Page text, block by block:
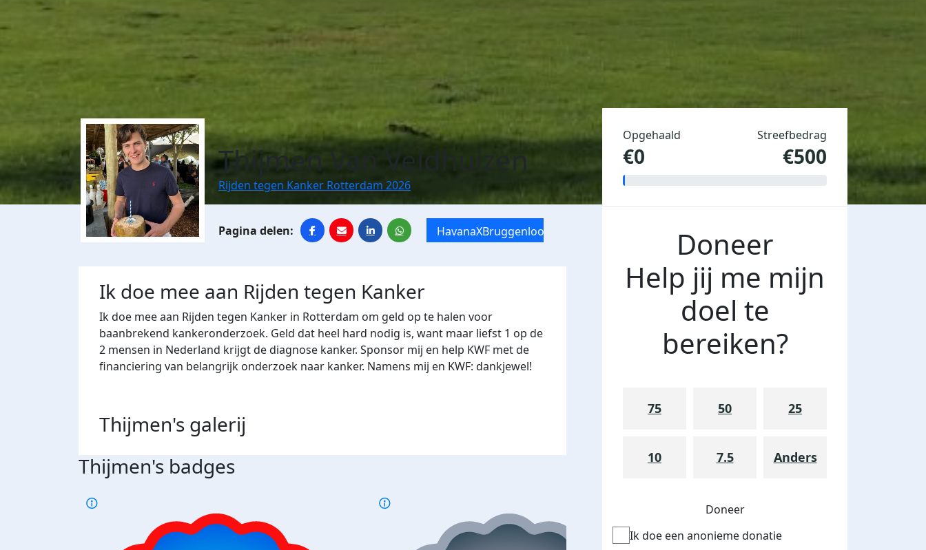
Thijmen Van Veldhuizen
Rijden tegen Kanker Rotterdam 2026
HavanaXBruggenloop
Ik doe mee aan Rijden tegen Kanker
Ik doe mee aan Rijden tegen Kanker in Rotterdam om geld op te halen voor
baanbrekend kankeronderzoek. Geld dat heel hard nodig is, want maar liefst 1 op de
2 mensen in Nederland krijgt de diagnose kanker. Sponsor mij en help KWF met de
financiering van belangrijk onderzoek naar kanker. Namens mij en KWF: dankjewel!
Thijmen's galerij
Thijmen's badges
Opgehaald
€0
Streefbedrag
€500
Doneer
Help jij me mijn
doel te
bereiken?
75 50 25
10 7.5 Anders
Doneer
Ik doe een anonieme donatie